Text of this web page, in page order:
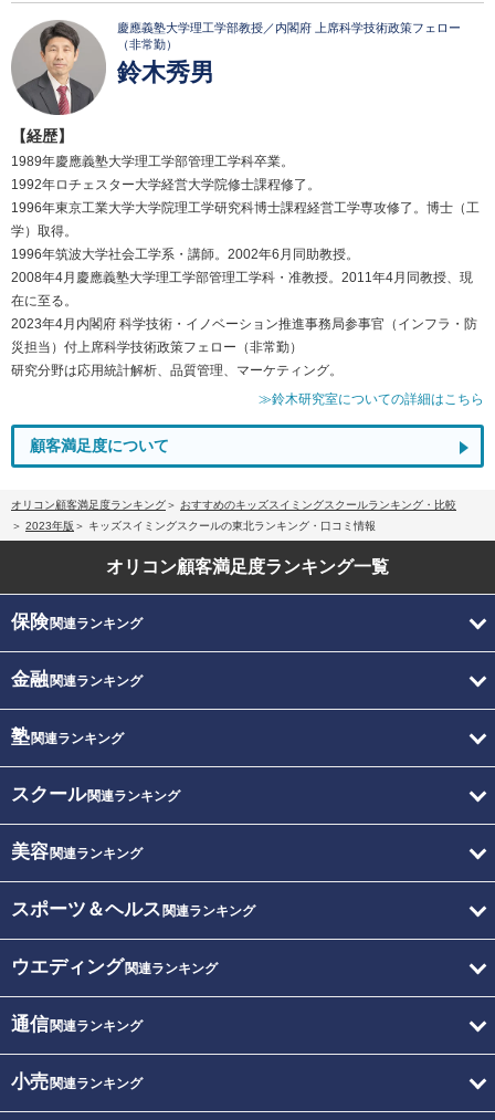
慶應義塾大学理工学部教授／内閣府 上席科学技術政策フェロー
（非常勤）
鈴木秀男
【経歴】
1989年慶應義塾大学理工学部管理工学科卒業。
1992年ロチェスター大学経営大学院修士課程修了。
1996年東京工業大学大学院理工学研究科博士課程経営工学専攻修了。博士（工
学）取得。
1996年筑波大学社会工学系・講師。2002年6月同助教授。
2008年4月慶應義塾大学理工学部管理工学科・准教授。2011年4月同教授、現
在に至る。
2023年4月内閣府 科学技術・イノベーション推進事務局参事官（インフラ・防
災担当）付上席科学技術政策フェロー（非常勤）
研究分野は応用統計解析、品質管理、マーケティング。
≫鈴木研究室についての詳細はこちら
顧客満足度について
オリコン顧客満足度ランキング
おすすめのキッズスイミングスクールランキング・比較
2023年版
キッズスイミングスクールの東北ランキング・口コミ情報
オリコン顧客満足度ランキング一覧
保険関連ランキング
金融関連ランキング
塾関連ランキング
スクール関連ランキング
美容関連ランキング
スポーツ＆ヘルス 関連ランキング
ウエディング関連ランキング
通信関連ランキング
小売関連ランキング